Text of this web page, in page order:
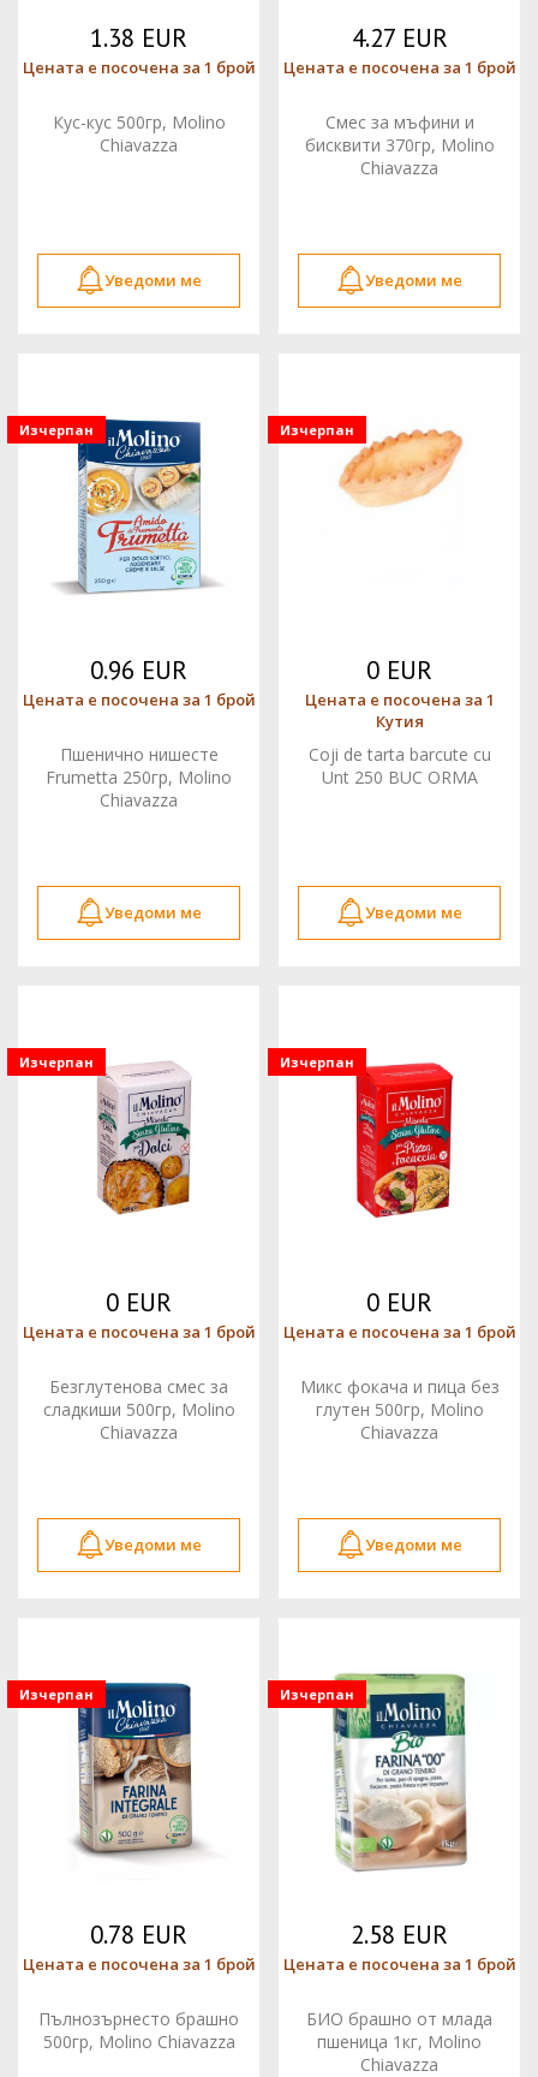
1.38 EUR
Цената е посочена за 1 брой
Кус-кус 500гр, Molino
Chiavazza
Уведоми ме
4.27 EUR
Цената е посочена за 1 брой
Смес за мъфини и
бисквити 370гр, Molino
Chiavazza
Уведоми ме
Изчерпан
0.96 EUR
Цената е посочена за 1 брой
Пшенично нишесте
Frumetta 250гр, Molino
Chiavazza
Уведоми ме
Изчерпан
0 EUR
Цената е посочена за 1
Кутия
Coji de tarta barcute cu
Unt 250 BUC ORMA
Уведоми ме
Изчерпан
0 EUR
Цената е посочена за 1 брой
Безглутенова смес за
сладкиши 500гр, Molino
Chiavazza
Уведоми ме
Изчерпан
0 EUR
Цената е посочена за 1 брой
Микс фокача и пица без
глутен 500гр, Molino
Chiavazza
Уведоми ме
Изчерпан
0.78 EUR
Цената е посочена за 1 брой
Пълнозърнесто брашно
500гр, Molino Chiavazza
Изчерпан
2.58 EUR
Цената е посочена за 1 брой
БИО брашно от млада
пшеница 1кг, Molino
Chiavazza